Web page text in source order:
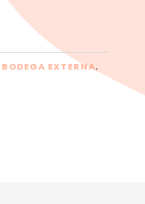
BODEGA EXTERNA,